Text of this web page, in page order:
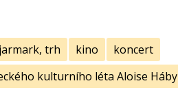
jarmark, trh kino
koncert
kulturního léta Aloise Háby